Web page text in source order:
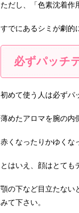
ただし、「色素沈着作
すでにあるシミが劇的
必ずパッチ
初めて使う人は必ずパ
薄めたアロマを腕の内
赤くなったりかゆくな
とはいえ、顔はとても
顎の下など目立たない
みて下さい。